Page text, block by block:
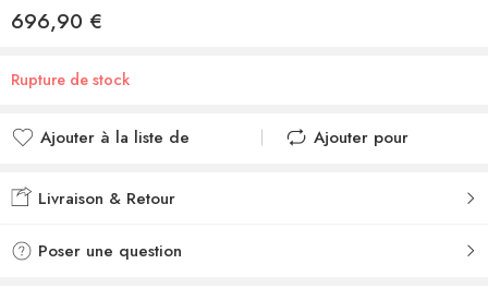
696,90 €
Rupture de stock
Ajouter à la liste de
Ajouté à la liste de
Ajouter pour
Livraison & Retour
Poser une question